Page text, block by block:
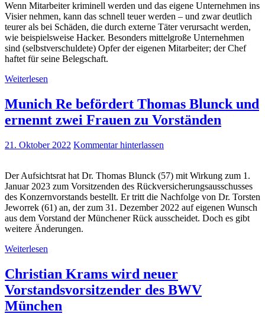
Wenn Mitarbeiter kriminell werden und das eigene Unternehmen ins
Visier nehmen, kann das schnell teuer werden – und zwar deutlich
teurer als bei Schäden, die durch externe Täter verursacht werden,
wie beispielsweise Hacker. Besonders mittelgroße Unternehmen
sind (selbstverschuldete) Opfer der eigenen Mitarbeiter; der Chef
haftet für seine Belegschaft.
Weiterlesen
Munich Re befördert Thomas Blunck und
ernennt zwei Frauen zu Vorständen
21. Oktober 2022 Kommentar hinterlassen
Der Aufsichtsrat hat Dr. Thomas Blunck (57) mit Wirkung zum 1.
Januar 2023 zum Vorsitzenden des Rückversicherungsausschusses
des Konzernvorstands bestellt. Er tritt die Nachfolge von Dr. Torsten
Jeworrek (61) an, der zum 31. Dezember 2022 auf eigenen Wunsch
aus dem Vorstand der Münchener Rück ausscheidet. Doch es gibt
weitere Änderungen.
Weiterlesen
Christian Krams wird neuer
Vorstandsvorsitzender des BWV
München